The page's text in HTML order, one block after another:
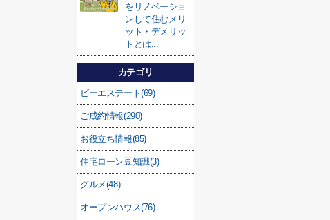
をリノベーショ
ンして住むメリ
ット・デメリッ
トとは...
カテゴリ
ビーエステート(69)
ご成約情報(290)
お役立ち情報(85)
住宅ローン豆知識(3)
グルメ(48)
オープンハウス(76)